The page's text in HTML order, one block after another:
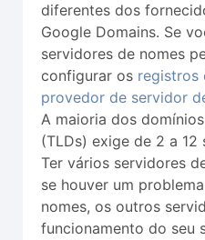
diferentes dos
Google Domains. Se
servidores de nomes
configurar os registros
provedor de servidor
A maioria dos
(TLDs) exige de 2 a 12
Ter vários servidores
se houver um
nomes, os outros
funcionamento do seu